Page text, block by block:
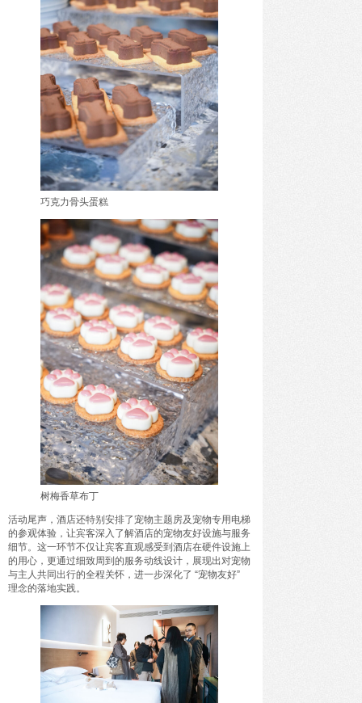
巧克力骨头蛋糕
树梅香草布丁
活动尾声，酒店还特别安排了宠物主题房及宠物专用电梯
的参观体验，让宾客深入了解酒店的宠物友好设施与服务
细节。这一环节不仅让宾客直观感受到酒店在硬件设施上
的用心，更通过细致周到的服务动线设计，展现出对宠物
与主人共同出行的全程关怀，进一步深化了 “宠物友好”
理念的落地实践。